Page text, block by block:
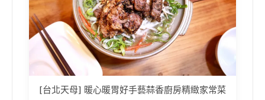
[台北天母] 暖心暖胃好手藝蒜香廚房精緻家常菜